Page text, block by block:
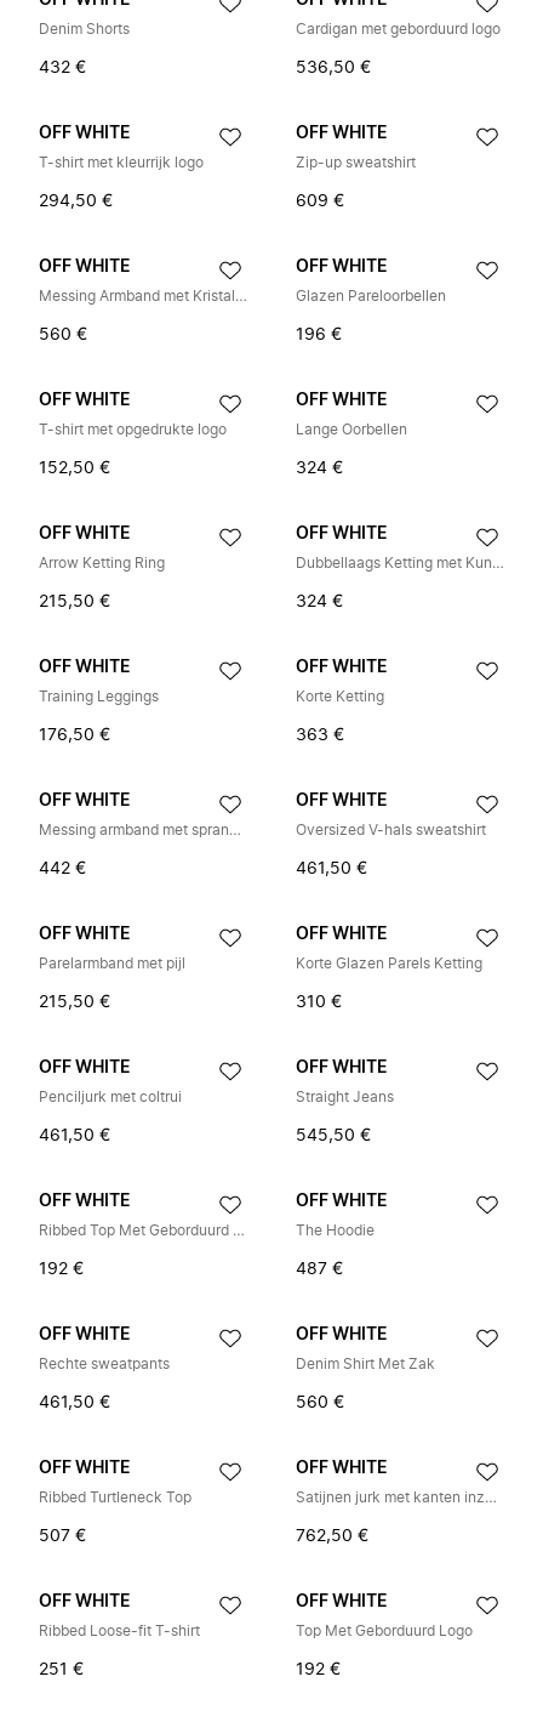
Denim Shorts
432 €
Cardigan met geborduurd logo
536,50 €
OFF WHITE
T-shirt met kleurrijk logo
294,50 €
OFF WHITE
Zip-up sweatshirt
609 €
OFF WHITE
Messing Armband met Kristallen
560 €
OFF WHITE
Glazen Pareloorbellen
196 €
OFF WHITE
T-shirt met opgedrukte logo
152,50 €
OFF WHITE
Lange Oorbellen
324 €
OFF WHITE
Arrow Ketting Ring
215,50 €
OFF WHITE
Dubbellaags Ketting met Kunstparels
324 €
OFF WHITE
Training Leggings
176,50 €
OFF WHITE
Korte Ketting
363 €
OFF WHITE
Messing armband met sprankelende kristallen
442 €
OFF WHITE
Oversized V-hals sweatshirt
461,50 €
OFF WHITE
Parelarmband met pijl
215,50 €
OFF WHITE
Korte Glazen Parels Ketting
310 €
OFF WHITE
Penciljurk met coltrui
461,50 €
OFF WHITE
Straight Jeans
545,50 €
OFF WHITE
Ribbed Top Met Geborduurd Logo
192 €
OFF WHITE
The Hoodie
487 €
OFF WHITE
Rechte sweatpants
461,50 €
OFF WHITE
Denim Shirt Met Zak
560 €
OFF WHITE
Ribbed Turtleneck Top
507 €
OFF WHITE
Satijnen jurk met kanten inzetstukken
762,50 €
OFF WHITE
Ribbed Loose-fit T-shirt
251 €
OFF WHITE
Top Met Geborduurd Logo
192 €